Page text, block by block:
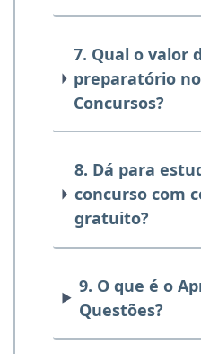
7. Qual o valor
preparatório
Concursos?
8. Dá para
concurso com
gratuito?
9. O que é o
Questões?